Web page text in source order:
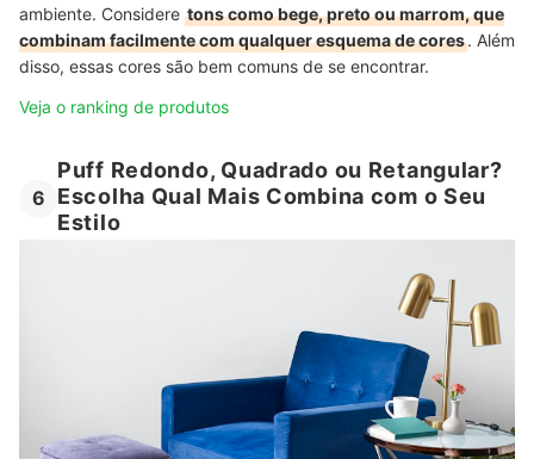
ambiente. Considere tons como bege, preto ou marrom, que
combinam facilmente com qualquer esquema de cores. Além
disso, essas cores são bem comuns de se encontrar.
Veja o ranking de produtos
6
Puff Redondo, Quadrado ou Retangular?
Escolha Qual Mais Combina com o Seu
Estilo